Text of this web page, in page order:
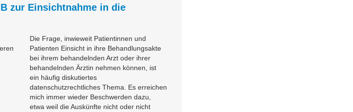
zur Einsichtnahme in die
Die Frage, inwieweit Patientinnen und
Patienten Einsicht in ihre Behandlungsakte
bei ihrem behandelnden Arzt oder ihrer
behandelnden Ärztin nehmen können, ist
ein häufig diskutiertes
datenschutzrechtliches Thema. Es erreichen
mich immer wieder Beschwerden dazu,
etwa weil die Auskünfte nicht oder nicht